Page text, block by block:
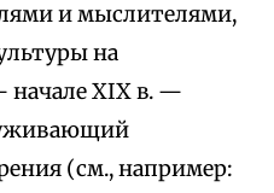
и мыслителями,
на
XIX в. —
(см., например: